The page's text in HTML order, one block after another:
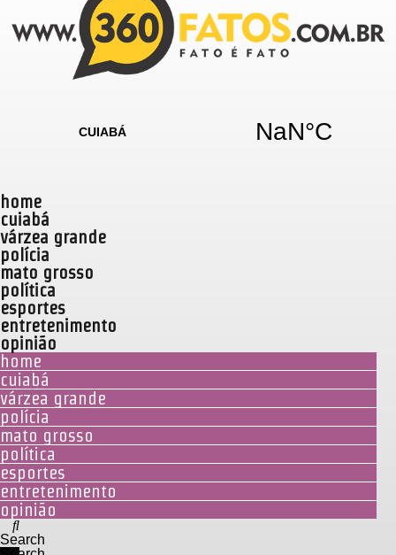
home
cuiabá
várzea grande
polícia
mato grosso
política
esportes
entretenimento
opinião
home
cuiabá
várzea grande
polícia
mato grosso
política
esportes
entretenimento
opinião
Search